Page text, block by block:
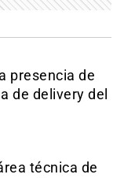
presencia de
de delivery del
técnica de